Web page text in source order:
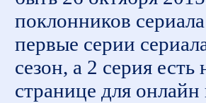
поклонников
первые серии
сезон, а 2 серия есть
странице для